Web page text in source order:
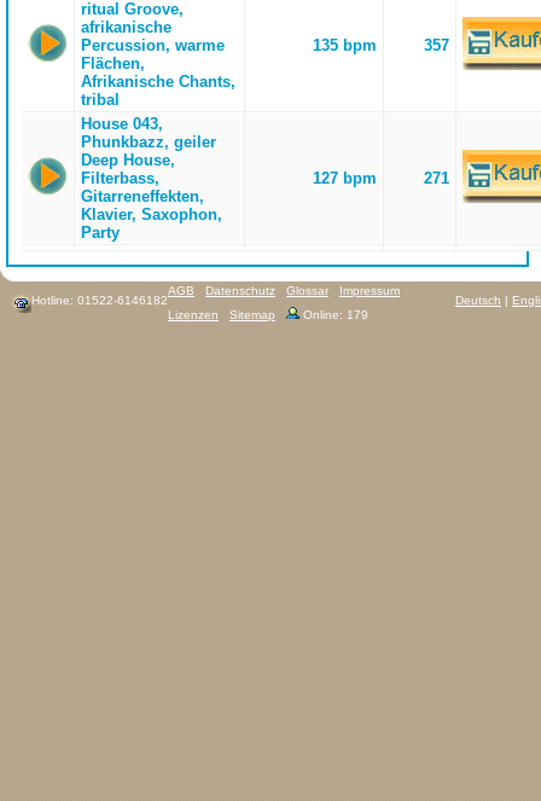
ritual Groove,
afrikanische
Percussion, warme
Flächen,
Afrikanische Chants,
tribal
135 bpm 357
House 043,
Phunkbazz, geiler
Deep House,
Filterbass,
Gitarreneffekten,
Klavier, Saxophon,
Party
127 bpm 271
Hotline: 01522-6146182 Deutsch |
AGB Datenschutz Glossar
Impressum
Lizenzen
Sitemap Online: 179